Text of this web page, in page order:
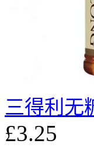
三得利无
£3.25